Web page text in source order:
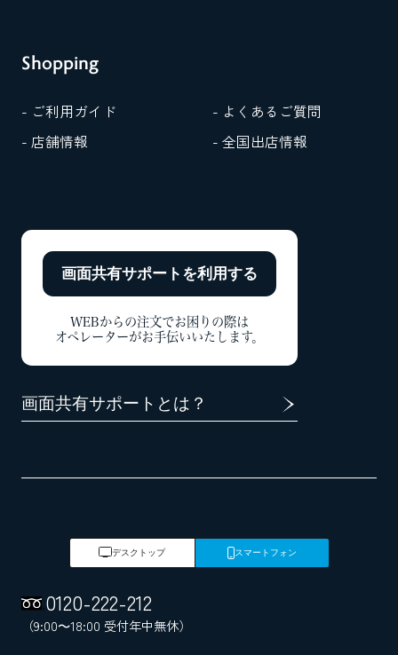
Shopping
- ご利用ガイド
- よくあるご質問
- 店舗情報
- 全国出店情報
画面共有サポートを利用する
WEBからの注文でお困りの際は
オペレーターがお手伝いいたします。
画面共有サポートとは？
デスクトップ スマートフォン
0120-222-212
（9:00～18:00 受付年中無休）